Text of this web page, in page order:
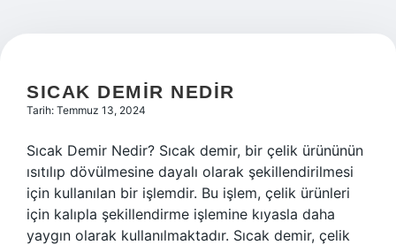
SICAK DEMIR NEDIR
Tarih: Temmuz 13, 2024
Sıcak Demir Nedir? Sıcak demir, bir çelik ürününün
ısıtılıp dövülmesine dayalı olarak şekillendirilmesi
için kullanılan bir işlemdir. Bu işlem, çelik ürünleri
için kalıpla şekillendirme işlemine kıyasla daha
yaygın olarak kullanılmaktadır. Sıcak demir, çelik